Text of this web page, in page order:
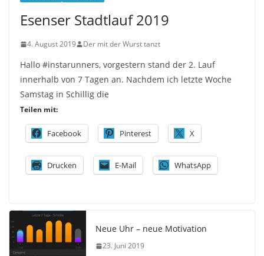
Esenser Stadtlauf 2019
4. August 2019 Der mit der Wurst tanzt
Hallo #instarunners, vorgestern stand der 2. Lauf
innerhalb von 7 Tagen an. Nachdem ich letzte Woche
Samstag in Schillig die
Teilen mit:
Facebook Pinterest X
Drucken E-Mail WhatsApp
Neue Uhr – neue Motivation
23. Juni 2019